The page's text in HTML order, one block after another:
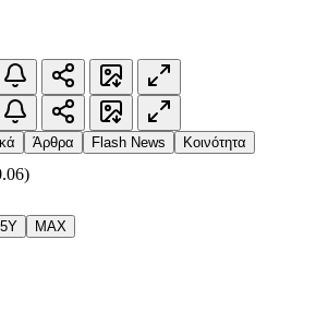
Άρθρα Flash News Κοινότητα
5Y MAX